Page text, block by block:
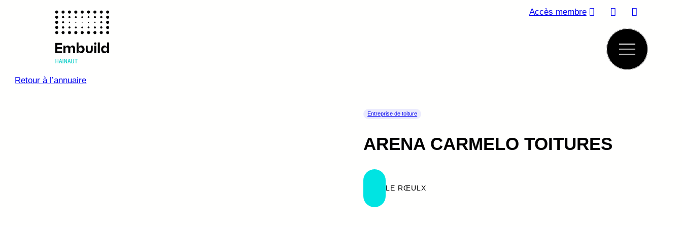
Accès membre
Retour à l’annuaire
Entreprise de toiture
ARENA CARMELO TOITURES
LE RŒULX